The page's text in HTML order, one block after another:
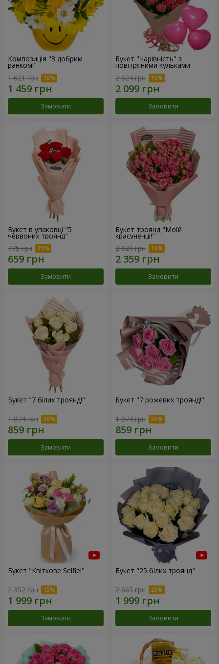
Композиція "З добрим
ранком!"
1 621 грн
Замовити
Букет "Чарівність" з
повітряними кульками
2 624 грн
Замовити
Букет в упаковці "5
червоних троянд"
775 грн
Замовити
Букет троянд "Моїй
красунечці!"
2 621 грн
Замовити
Букет "7 білих троянд!"
1 074 грн
Замовити
Букет "7 рожевих троянд!"
1 074 грн
Замовити
Букет "Квіткове Selfie!"
2 352 грн
Замовити
Букет "25 білих троянд"
2 665 грн
Замовити